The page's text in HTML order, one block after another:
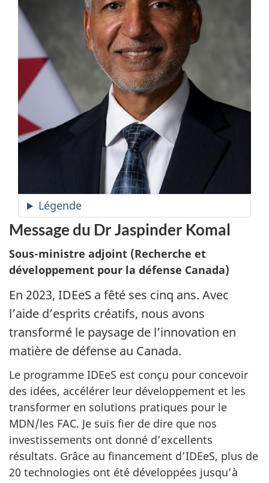
Légende
Message du Dr Jaspinder Komal
Sous-ministre adjoint (Recherche et
développement pour la défense Canada)
En 2023, IDEeS a fêté ses cinq ans. Avec
l’aide d’esprits créatifs, nous avons
transformé le paysage de l’innovation en
matière de défense au Canada.
Le programme IDEeS est conçu pour concevoir
des idées, accélérer leur développement et les
transformer en solutions pratiques pour le
MDN/les FAC. Je suis fier de dire que nos
investissements ont donné d’excellents
résultats. Grâce au financement d’IDEeS, plus de
20 technologies ont été développées jusqu’à